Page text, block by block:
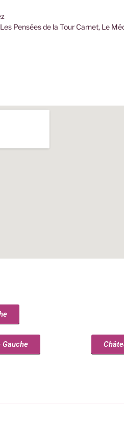
Pensées de la Tour Carnet, Le
Gauche